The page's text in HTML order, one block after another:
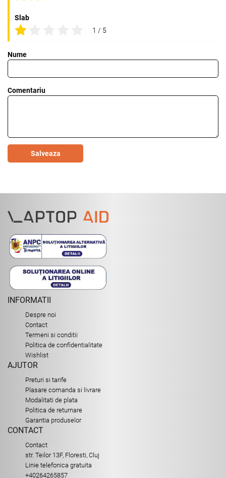
Slab
1 / 5
Nume
Comentariu
Salveaza
INFORMATII
Despre noi
Contact
Termeni si conditii
Politica de confidentialitate
Wishlist
AJUTOR
Preturi si tarife
Plasare comanda si livrare
Modalitati de plata
Politica de returnare
Garantia produselor
CONTACT
Contact
str. Teilor 13F, Floresti, Cluj
Linie telefonica gratuita
+40264265857